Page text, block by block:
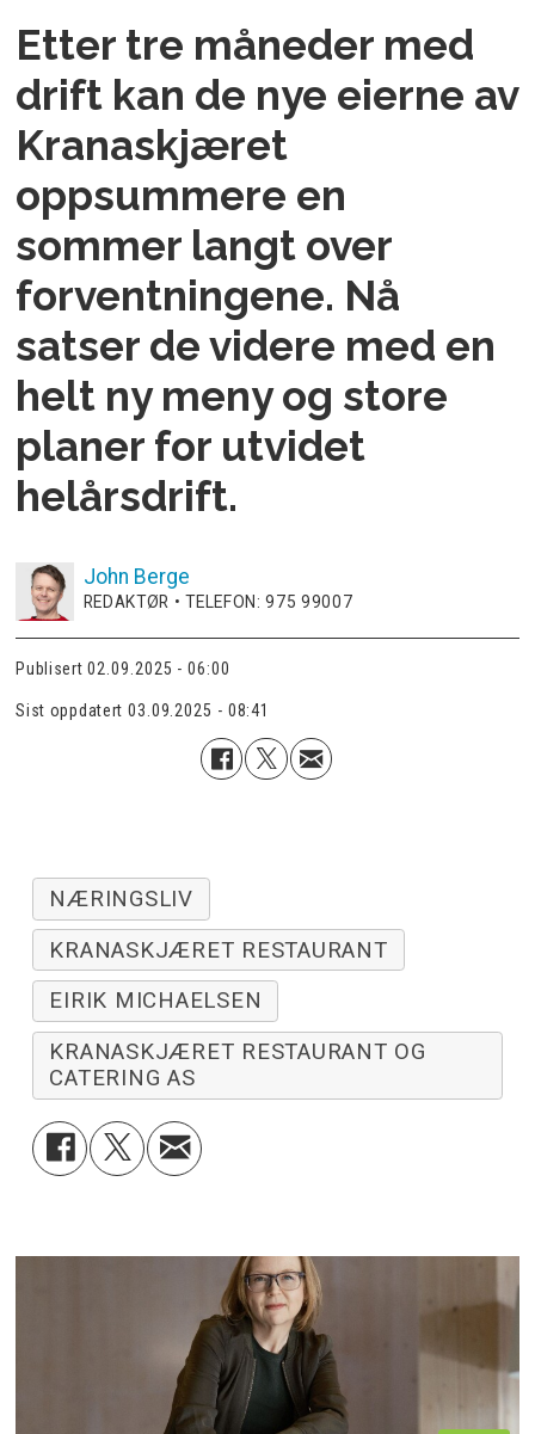
Etter tre måneder med
drift kan de nye eierne av
Kranaskjæret
oppsummere en
sommer langt over
forventningene. Nå
satser de videre med en
helt ny meny og store
planer for utvidet
helårsdrift.
John Berge
REDAKTØR • TELEFON: 975 99007
Publisert 02.09.2025 - 06:00
Sist oppdatert 03.09.2025 - 08:41
NÆRINGSLIV
KRANASKJÆRET RESTAURANT
EIRIK MICHAELSEN
KRANASKJÆRET RESTAURANT OG
CATERING AS